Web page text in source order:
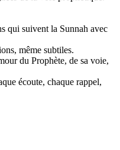
qui suivent la Sunnah avec
même subtiles.
du Prophète, de sa voie,
écoute, chaque rappel,